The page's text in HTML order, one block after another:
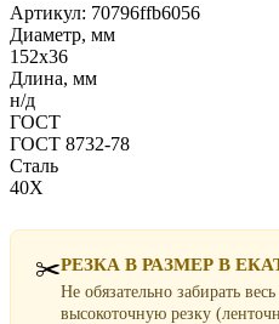
Артикул: 70796ffb6056
Диаметр, мм
152х36
Длина, мм
н/д
ГОСТ
ГОСТ 8732-78
Сталь
40Х
✂️РЕЗКА В РАЗМЕР В
Не обязательно забирать
высокоточную резку